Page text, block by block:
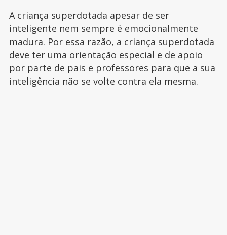
A criança superdotada apesar de ser
inteligente nem sempre é emocionalmente
madura. Por essa razão, a criança superdotada
deve ter uma orientação especial e de apoio
por parte de pais e professores para que a sua
inteligência não se volte contra ela mesma.